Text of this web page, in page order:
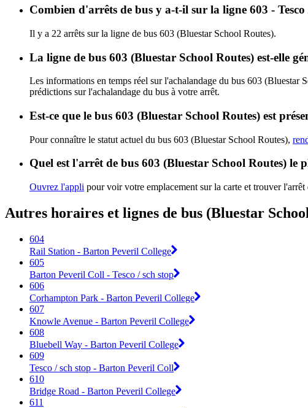
Combien d'arrêts de bus y a-t-il sur la ligne 603 -
Il y a 22 arrêts sur la ligne de bus 603 (Bluestar School Routes).
La ligne de bus 603 (Bluestar School Routes) est-elle
Les informations en temps réel sur l'achalandage du bus 603 (Bluestar
prédictions sur l'achalandage du bus à votre arrêt.
Est-ce que le bus 603 (Bluestar School Routes) est
Pour connaître le statut actuel du bus 603 (Bluestar School Routes),
Quel est l'arrêt de bus 603 (Bluestar School Routes) le
Ouvrez l'appli pour voir votre emplacement sur la carte et trouver
Autres horaires et lignes de bus (Bluestar
604
Rail Station - Barton Peveril College
605
Barton Peveril Coll - Tesco / sch stop
606
Corhampton Park - Barton Peveril College
607
Knowle Avenue - Barton Peveril College
608
Bluebell Way - Barton Peveril College
609
Tesco / sch stop - Barton Peveril Coll
610
Bridge Road - Barton Peveril College
611